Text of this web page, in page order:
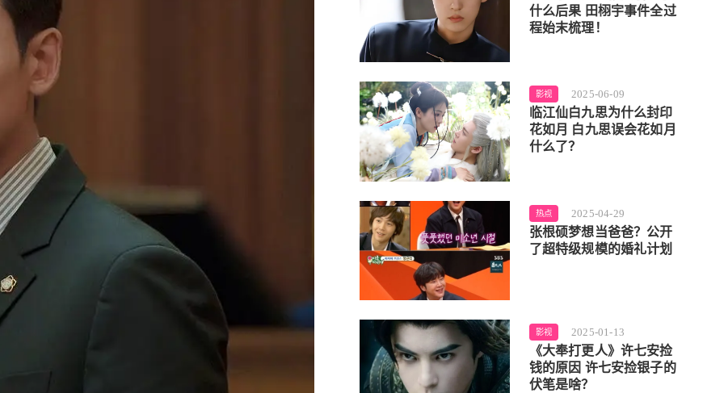
什么后果 田栩宇事件全过
程始末梳理！
影视 2025-06-09
临江仙白九思为什么封印
花如月 白九思误会花如月
什么了？
热点 2025-04-29
张根硕梦想当爸爸？公开
了超特级规模的婚礼计划
影视 2025-01-13
《大奉打更人》许七安捡
钱的原因 许七安捡银子的
伏笔是啥？